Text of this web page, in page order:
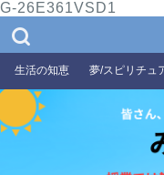
G-26E361VSD1
生活の知恵 夢/スピリチュ